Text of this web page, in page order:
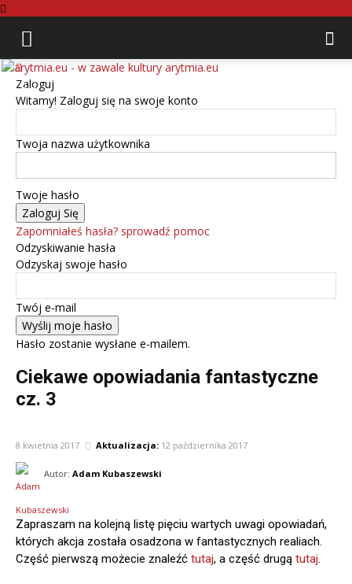
arytmia.eu
Zaloguj
Witamy! Zaloguj się na swoje konto
Twoja nazwa użytkownika
Twoje hasło
Zapomniałeś hasła? sprowadź pomoc
Odzyskiwanie hasła
Odzyskaj swoje hasło
Twój e-mail
Hasło zostanie wysłane e-mailem.
Ciekawe opowiadania fantastyczne
cz. 3
8 kwietnia 2017 Aktualizacja: 12 października 2017
Autor: Adam Kubaszewski
Zapraszam na kolejną listę pięciu wartych uwagi opowiadań,
których akcja została osadzona w fantastycznych realiach.
Część pierwszą możecie znaleźć tutaj, a część drugą tutaj.